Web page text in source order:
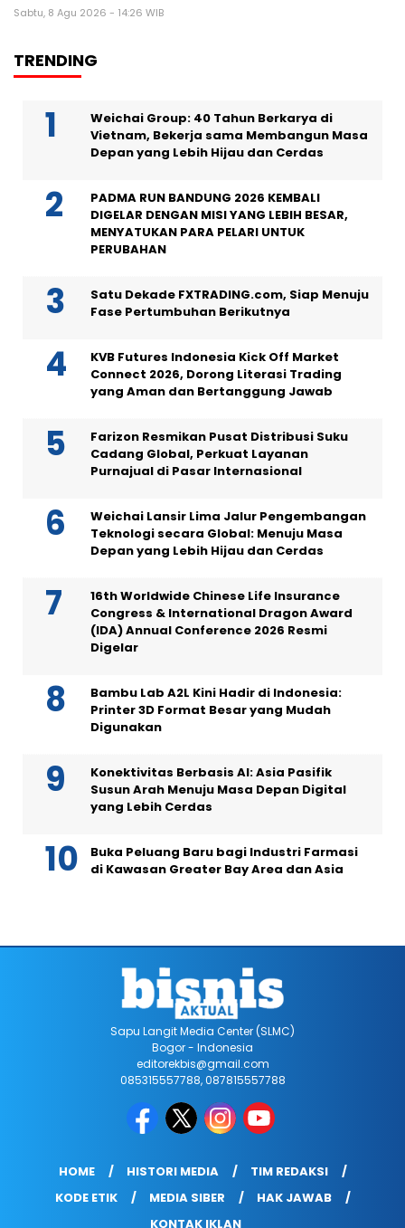
Sabtu, 8 Agu 2026 - 14:26 WIB
TRENDING
Weichai Group: 40 Tahun Berkarya di
Vietnam, Bekerja sama Membangun Masa
Depan yang Lebih Hijau dan Cerdas
PADMA RUN BANDUNG 2026 KEMBALI
DIGELAR DENGAN MISI YANG LEBIH BESAR,
MENYATUKAN PARA PELARI UNTUK
PERUBAHAN
Satu Dekade FXTRADING.com, Siap Menuju
Fase Pertumbuhan Berikutnya
KVB Futures Indonesia Kick Off Market
Connect 2026, Dorong Literasi Trading
yang Aman dan Bertanggung Jawab
Farizon Resmikan Pusat Distribusi Suku
Cadang Global, Perkuat Layanan
Purnajual di Pasar Internasional
Weichai Lansir Lima Jalur Pengembangan
Teknologi secara Global: Menuju Masa
Depan yang Lebih Hijau dan Cerdas
16th Worldwide Chinese Life Insurance
Congress & International Dragon Award
(IDA) Annual Conference 2026 Resmi
Digelar
Bambu Lab A2L Kini Hadir di Indonesia:
Printer 3D Format Besar yang Mudah
Digunakan
Konektivitas Berbasis AI: Asia Pasifik
Susun Arah Menuju Masa Depan Digital
yang Lebih Cerdas
Buka Peluang Baru bagi Industri Farmasi
di Kawasan Greater Bay Area dan Asia
Sapu Langit Media Center (SLMC)
Bogor - Indonesia
editorekbis@gmail.com
085315557788, 087815557788
HOME HISTORI MEDIA
TIM REDAKSI
KODE ETIK
MEDIA SIBER
HAK JAWAB
KONTAK IKLAN